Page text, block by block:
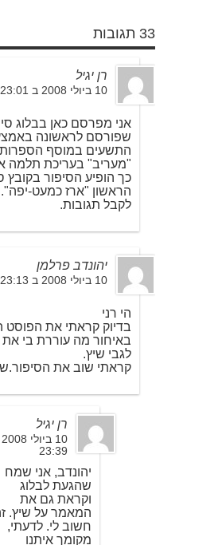
33 תגובות
רן יגיל
10 ביולי 2008 ב 23:01
אני מפרסם כאן בבלוג
שפורסם לראשונה
התשעים במוסף
"מעריב" בעריכת תלמה
כך הופיע הסיפור בקובץ
הראשון "ארז כמעט-
לקבל תגובות.
יהונדב פרלמן
10 ביולי 2008 ב 23:13
הי רני
בדיוק קראתי את הפוסט
באיחור מה עוררת בי
לגבי שיץ.
קראתי שוב את
רן יגיל
23:39
יהונדב, אני שמח
שהגעת לבלוג
וקראת גם את
המאמר על שיץ.
חשוב לי. לדעתי,
מקומך איתנו